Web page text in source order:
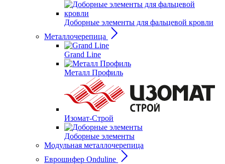
Доборные элементы для фальцевой кровли
Металлочерепица
Grand Line
Металл Профиль
Изомат-Строй
Доборные элементы
Модульная металлочерепица
Еврошифер Onduline